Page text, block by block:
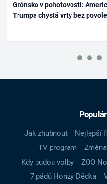
Grónsko v pohotovosti:
Trumpa chystá vrty bez
Jak zhubnout Nejlepší
TV program
Kdy budou volby
ZOO
7 pádů Honzy Dědka